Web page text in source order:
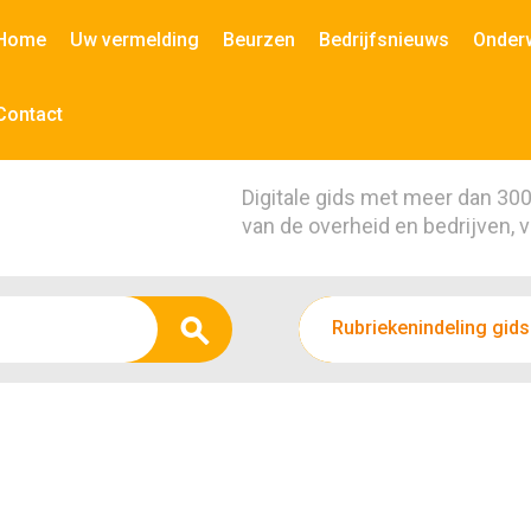
Uw vermelding Beurzen Bedrijfsnieuws
Digitale gids met meer dan
van de overheid en bedrijven,
Rubriekenindeling gids